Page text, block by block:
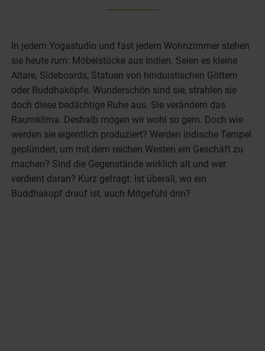
In jedem Yogastudio und fast jedem Wohnzimmer stehen
sie heute rum: Möbelstücke aus Indien. Seien es kleine
Altare, Sideboards, Statuen von hinduistischen Göttern
oder Buddhaköpfe. Wunderschön sind sie, strahlen sie
doch diese bedächtige Ruhe aus. Sie verändern das
Raumklima. Deshalb mögen wir wohl so gern. Doch wie
werden sie eigentlich produziert? Werden indische Tempel
geplündert, um mit dem reichen Westen ein Geschäft zu
machen? Sind die Gegenstände wirklich alt und wer
verdient daran? Kurz gefragt: Ist überall, wo ein
Buddhakopf drauf ist, auch Mitgefühl drin?